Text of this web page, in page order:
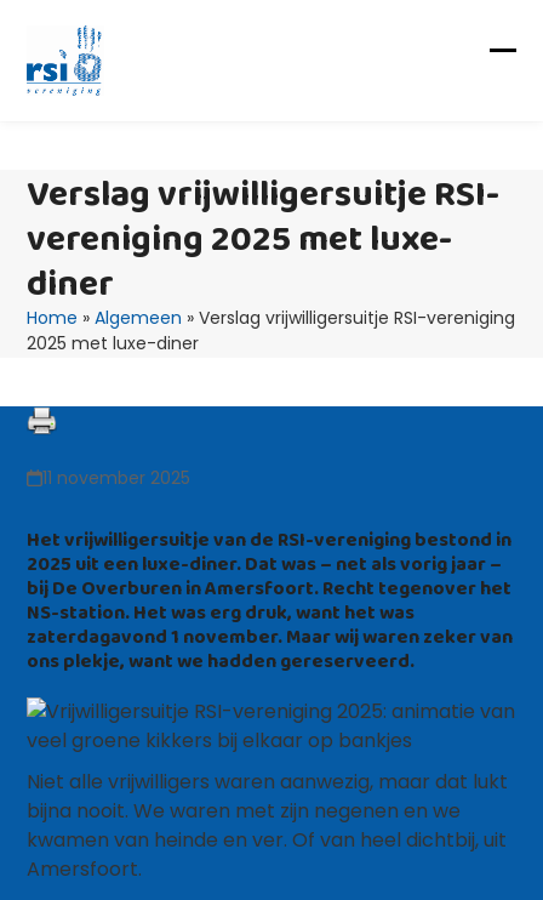
content
Verslag vrijwilligersuitje RSI-
vereniging 2025 met luxe-
diner
Home »Algemeen »Verslag vrijwilligersuitje RSI-vereniging
2025 met luxe-diner
11 november 2025
Het vrijwilligersuitje van de RSI-vereniging bestond in
2025 uit een luxe-diner. Dat was – net als vorig jaar –
bij De Overburen in Amersfoort. Recht tegenover het
NS-station. Het was erg druk, want het was
zaterdagavond 1 november. Maar wij waren zeker van
ons plekje, want we hadden gereserveerd.
Niet alle vrijwilligers waren aanwezig, maar dat lukt
bijna nooit. We waren met zijn negenen en we
kwamen van heinde en ver. Of van heel dichtbij, uit
Amersfoort.